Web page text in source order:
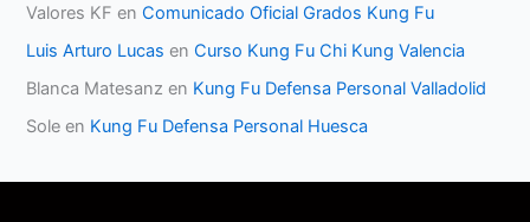
Valores KF enComunicado Oficial Grados Kung Fu
Luis Arturo Lucas enCurso Kung Fu Chi Kung Valencia
Blanca Matesanz en Kung Fu Defensa Personal Valladolid
Sole en Kung Fu Defensa Personal Huesca